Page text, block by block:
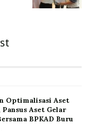
Optimalisasi Aset
Pansus Aset Gelar
BPKAD Buru